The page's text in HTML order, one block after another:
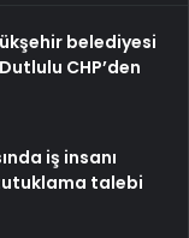
belediyesi
CHP’den
iş insanı
talebi